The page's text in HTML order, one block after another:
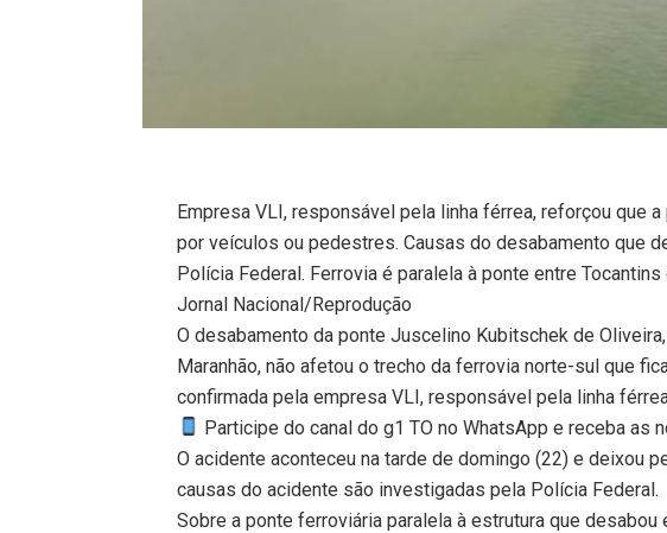
Empresa VLI, responsável pela linha férrea, reforçou que
por veículos ou pedestres. Causas do desabamento que
Polícia Federal. Ferrovia é paralela à ponte entre
Jornal Nacional/Reprodução
O desabamento da ponte Juscelino Kubitschek de
Maranhão, não afetou o trecho da ferrovia norte-sul que
confirmada pela empresa VLI, responsável pela linha
Participe do canal do g1 TO no WhatsApp e receba as
O acidente aconteceu na tarde de domingo (22) e deixou
causas do acidente são investigadas pela Polícia Federal.
Sobre a ponte ferroviária paralela à estrutura que